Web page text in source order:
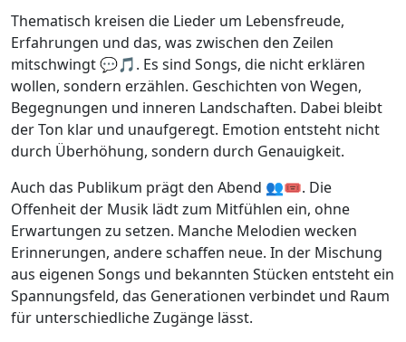
Thematisch kreisen die Lieder um Lebensfreude,
Erfahrungen und das, was zwischen den Zeilen
mitschwingt 💬🎵. Es sind Songs, die nicht erklären
wollen, sondern erzählen. Geschichten von Wegen,
Begegnungen und inneren Landschaften. Dabei bleibt
der Ton klar und unaufgeregt. Emotion entsteht nicht
durch Überhöhung, sondern durch Genauigkeit.
Auch das Publikum prägt den Abend 👥🎟️. Die
Offenheit der Musik lädt zum Mitfühlen ein, ohne
Erwartungen zu setzen. Manche Melodien wecken
Erinnerungen, andere schaffen neue. In der Mischung
aus eigenen Songs und bekannten Stücken entsteht ein
Spannungsfeld, das Generationen verbindet und Raum
für unterschiedliche Zugänge lässt.